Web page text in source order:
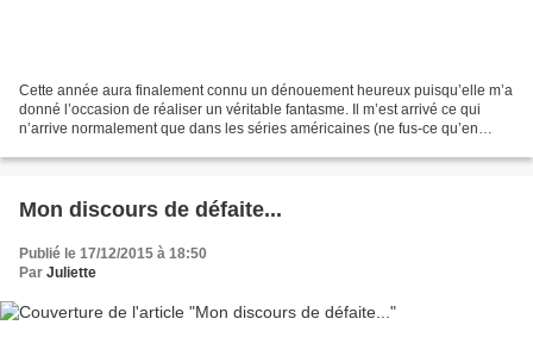
Cette année aura finalement connu un dénouement heureux puisqu’elle m’a
donné l’occasion de réaliser un véritable fantasme. Il m’est arrivé ce qui
n’arrive normalement que dans les séries américaines (ne fus-ce qu’en
Mon discours de défaite...
Publié le 17/12/2015 à 18:50
Par Juliette